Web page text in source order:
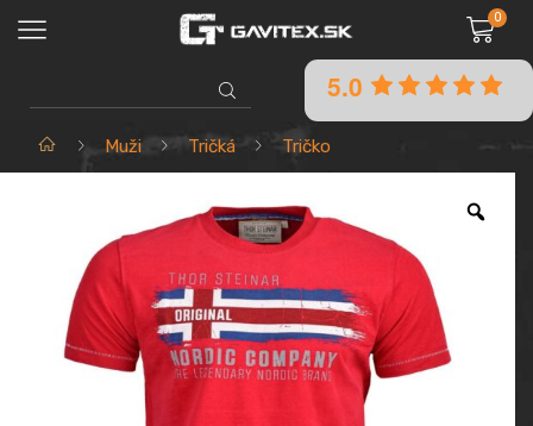
0
SEARCH
INPUT
5.0
Domov Muži Tričká Tričko